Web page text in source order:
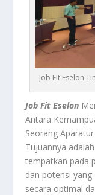
Job Fit Eselon
Job Fit Eselon
Antara
Seorang
Tujuannya
tempatkan pada
dan potensi yang
secara optimal